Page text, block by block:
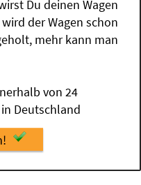
Du deinen Wagen
der Wagen schon
mehr kann man
von 24
Deutschland